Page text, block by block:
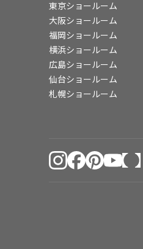
東京ショールーム
大阪ショールーム
福岡ショールーム
横浜ショールーム
広島ショールーム
仙台ショールーム
札幌ショールーム